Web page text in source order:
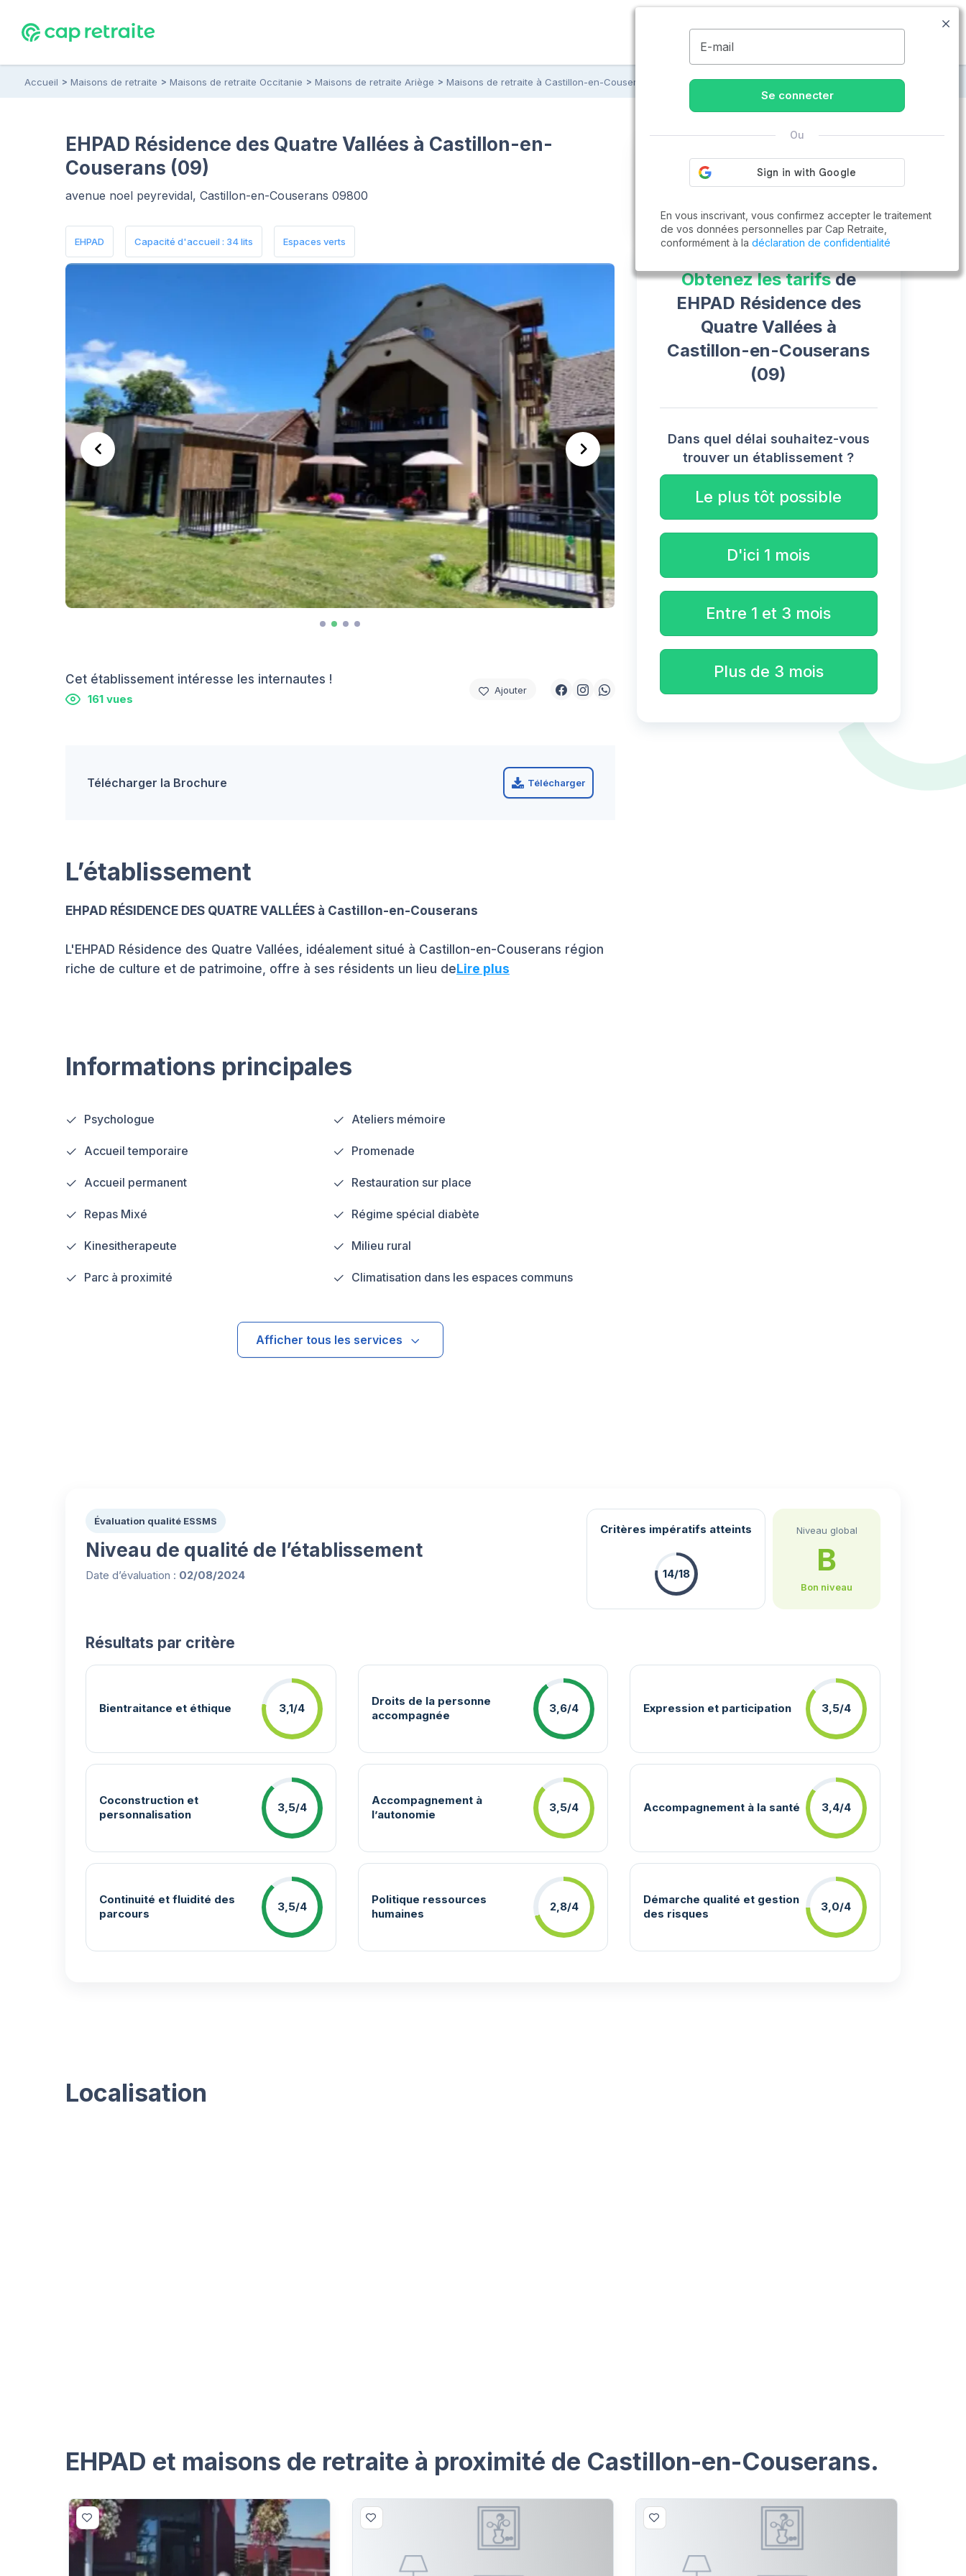
09.74.59.59.57
Accueil Maisons de retraite Maisons de retraite Occitanie Maisons de retraite Ariège Maisons de retraite à Castillon-en-Couserans EHPAD Résidence des Quatre Vallées
Cet établissement intéresse les internautes !
161 vues
Ajouter
Télécharger la Brochure Télécharger
EHPAD Résidence des Quatre Vallées à Castillon-en-
Couserans (09)
avenue noel peyrevidal, Castillon-en-Couserans 09800
EHPAD Capacité d'accueil : 34 lits Espaces verts
L’établissement
EHPAD RÉSIDENCE DES QUATRE VALLÉES à Castillon-en-Couserans
L'EHPAD Résidence des Quatre Vallées, idéalement situé à Castillon-en-Couserans région
riche de culture et de patrimoine, offre à ses résidents un lieu deLire plus
Informations principales
Psychologue Ateliers mémoire
Accueil temporaire Promenade
Accueil permanent Restauration sur place
Repas Mixé Régime spécial diabète
Kinesitherapeute Milieu rural
Parc à proximité Climatisation dans les espaces communs
Afficher tous les services
Cap Retraite vous aide à trouver un emploi
Obtenez les tarifsde
EHPAD Résidence des
Quatre Vallées à
Castillon-en-Couserans
(09)
Dans quel délai souhaitez-vous
trouver un établissement ?
Le plus tôt possible
D'ici 1 mois
Entre 1 et 3 mois
Plus de 3 mois
Évaluation qualité ESSMS
Niveau de qualité de l’établissement
Date d’évaluation : 02/08/2024
Niveau global
B
Bon niveau
Critères impératifs atteints
14/18
Résultats par critère
Bientraitance et éthique 3,1/4
Droits de la personne
accompagnée
3,6/4 Expression et participation 3,5/4
Coconstruction et
personnalisation
3,5/4
Accompagnement à
l’autonomie
3,5/4 Accompagnement à la santé 3,4/4
Continuité et fluidité des
parcours
3,5/4
Politique ressources
humaines
2,8/4
Démarche qualité et gestion
des risques
3,0/4
Localisation
EHPAD et maisons de retraite à proximité de Castillon-en-Couserans.
E-mail
Se connecter
Ou
En vous inscrivant, vous confirmez accepter le traitement
de vos données personnelles par Cap Retraite,
conformément à la déclaration de confidentialité